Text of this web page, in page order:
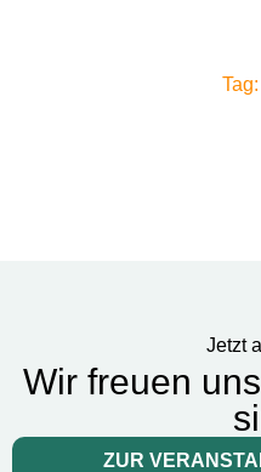
Jetzt
Wir freuen
ZUR